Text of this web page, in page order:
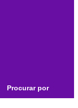
Procurar por